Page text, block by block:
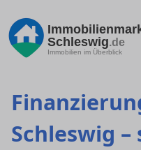
Schleswig.de
Immobilien im Überblick
Schleswig